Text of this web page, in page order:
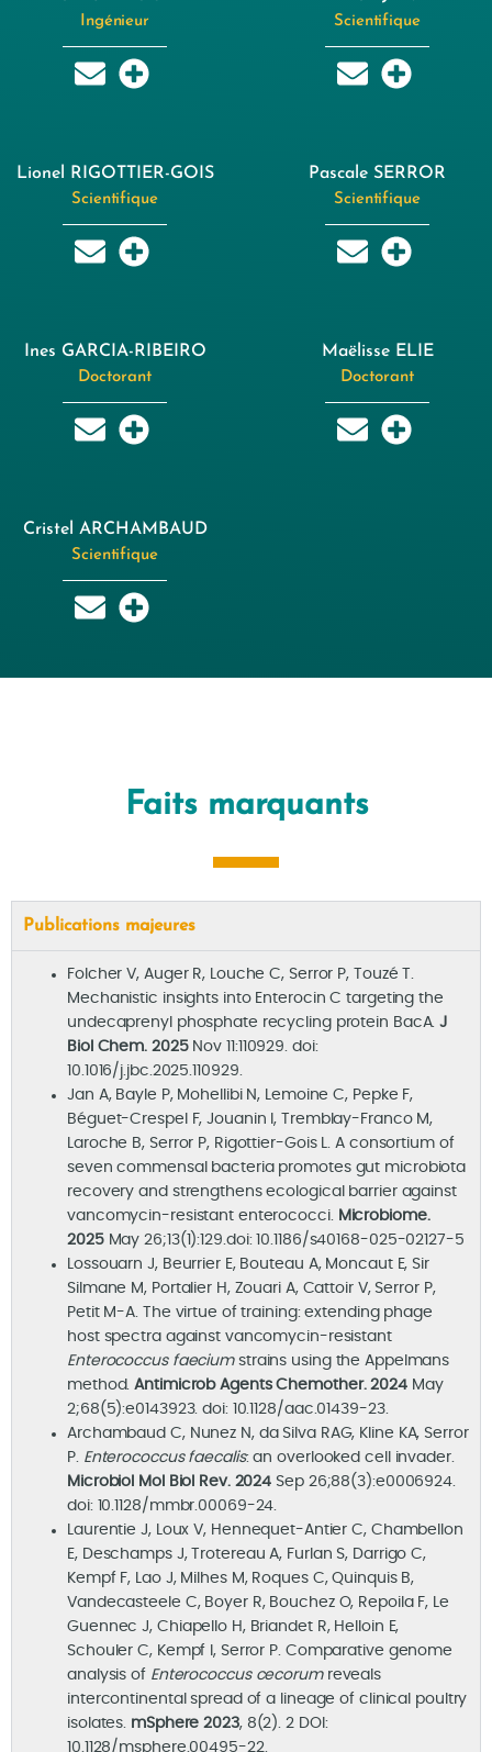
Ingénieur Scientifique
Lionel RIGOTTIER-GOIS
Scientifique
Pascale SERROR
Scientifique
Ines GARCIA-RIBEIRO
Doctorant
Maëlisse ELIE
Doctorant
Cristel ARCHAMBAUD
Scientifique
Faits marquants
Publications majeures
Folcher V, Auger R, Louche C, Serror P, Touzé T.
Mechanistic insights into Enterocin C targeting the
undecaprenyl phosphate recycling protein BacA.J
Biol Chem. 2025Nov 11:110929. doi:
10.1016/j.jbc.2025.110929.
Jan A, Bayle P, Mohellibi N, Lemoine C, Pepke F,
Béguet-Crespel F, Jouanin I, Tremblay-Franco M,
Laroche B, Serror P, Rigottier-Gois L. A consortium of
seven commensal bacteria promotes gut microbiota
recovery and strengthens ecological barrier against
vancomycin-resistant enterococci. Microbiome.
2025May 26;13(1):129.doi: 10.1186/s40168-025-02127-5
Lossouarn J, Beurrier E, Bouteau A, Moncaut E, Sir
Silmane M, Portalier H, Zouari A, Cattoir V, Serror P,
Petit M-A. The virtue of training: extending phage
host spectra against vancomycin-resistant
Enterococcus faeciumstrains using the Appelmans
method.Antimicrob Agents Chemother. 2024May
2;68(5):e0143923. doi: 10.1128/aac.01439-23.
Archambaud C, Nunez N, da Silva RAG, Kline KA, Serror
P. Enterococcus faecalis: an overlooked cell invader.
Microbiol Mol Biol Rev. 2024 Sep 26;88(3):e0006924.
doi: 10.1128/mmbr.00069-24.
Laurentie J, Loux V, Hennequet-Antier C, Chambellon
E, Deschamps J, Trotereau A, Furlan S, Darrigo C,
Kempf F, Lao J, Milhes M, Roques C, Quinquis B,
Vandecasteele C, Boyer R, Bouchez O, Repoila F, Le
Guennec J, Chiapello H, Briandet R, Helloin E,
Schouler C, Kempf I, Serror P. Comparative genome
analysis of Enterococcus cecorumreveals
intercontinental spread of a lineage of clinical poultry
isolates. mSphere 2023, 8(2). 2 DOI:
10.1128/msphere.00495-22.